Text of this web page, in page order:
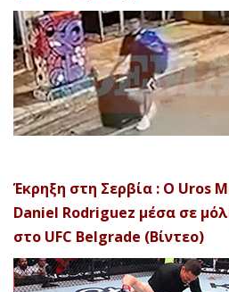
Έκρηξη στη Σερβία : Ο Uros
Daniel Rodriguez μέσα σε
στο UFC Belgrade (Βίντεο)